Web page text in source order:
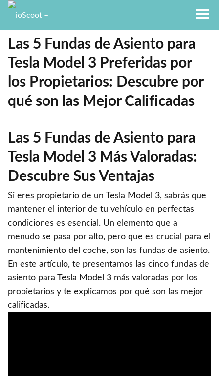
Las 5 Fundas de Asiento para
Tesla Model 3 Preferidas por
los Propietarios: Descubre por
qué son las Mejor Calificadas
Las 5 Fundas de Asiento para
Tesla Model 3 Más Valoradas:
Descubre Sus Ventajas
Si eres propietario de un Tesla Model 3, sabrás que
mantener el interior de tu vehículo en perfectas
condiciones es esencial. Un elemento que a
menudo se pasa por alto, pero que es crucial para el
mantenimiento del coche, son las fundas de asiento.
En este artículo, te presentamos las cinco fundas de
asiento para Tesla Model 3 más valoradas por los
propietarios y te explicamos por qué son las mejor
calificadas.